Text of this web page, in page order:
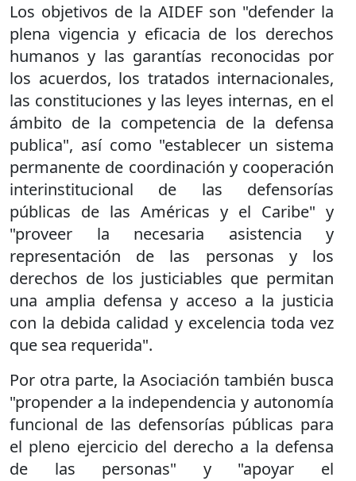
Los objetivos de la AIDEF son "defender la
plena vigencia y eficacia de los derechos
humanos y las garantías reconocidas por
los acuerdos, los tratados internacionales,
las constituciones y las leyes internas, en el
ámbito de la competencia de la defensa
publica", así como "establecer un sistema
permanente de coordinación y cooperación
interinstitucional de las defensorías
públicas de las Américas y el Caribe" y
"proveer la necesaria asistencia y
representación de las personas y los
derechos de los justiciables que permitan
una amplia defensa y acceso a la justicia
con la debida calidad y excelencia toda vez
que sea requerida".
Por otra parte, la Asociación también busca
"propender a la independencia y autonomía
funcional de las defensorías públicas para
el pleno ejercicio del derecho a la defensa
de las personas" y "apoyar el